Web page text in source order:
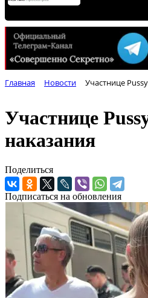
Главная Новости Участнице
Участнице
наказания
Поделиться
Подписаться на обновления